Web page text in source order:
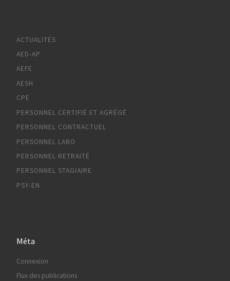
ACTUALITÉS
AED-AP
AEFE
AESH
CPE
PERSONNEL CERTIFIÉ ET AGRÉGÉ
PERSONNEL CONTRACTUEL
PERSONNEL LABO
PERSONNEL RETRAITÉ
PERSONNEL STAGIAIRE
PSY-EN
Méta
Connexion
Flux des publications